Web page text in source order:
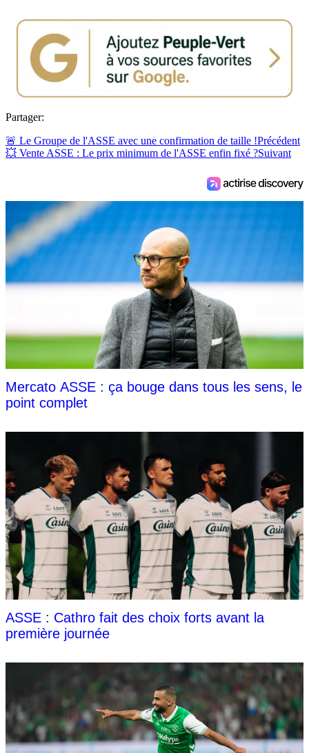
Partager:
🚨 Le Groupe de l'ASSE avec une confirmation de taille !Précédent
💥 Vente ASSE : Le prix minimum de l'ASSE enfin fixé ?Suivant
Mercato ASSE : ça bouge dans tous les sens, le
point complet
ASSE : Cathro fait des choix forts avant la
première journée